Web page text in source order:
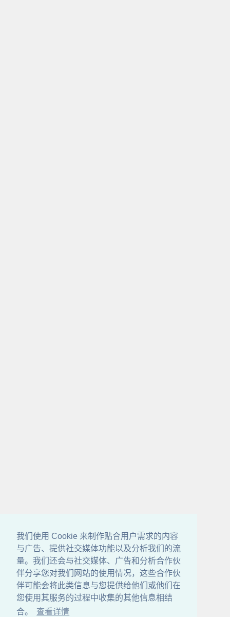
我们使用 Cookie 来制作贴合用户需求的内容
与广告、提供社交媒体功能以及分析我们的流
量。我们还会与社交媒体、广告和分析合作伙
伴分享您对我们网站的使用情况，这些合作伙
伴可能会将此类信息与您提供给他们或他们在
您使用其服务的过程中收集的其他信息相结
合。
查看详情